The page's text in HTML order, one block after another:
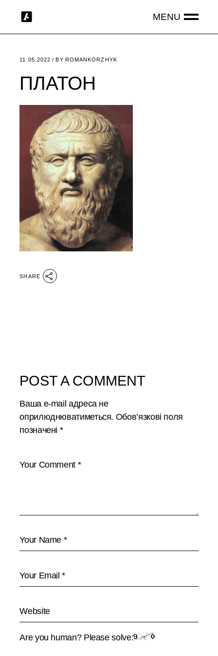
11.05.2022 BY ROMANKORZHYK
ПЛАТОН
SHARE
POST A COMMENT
Ваша e-mail адреса не
оприлюднюватиметься. Обов’язкові поля
позначені *
Are you human? Please solve: